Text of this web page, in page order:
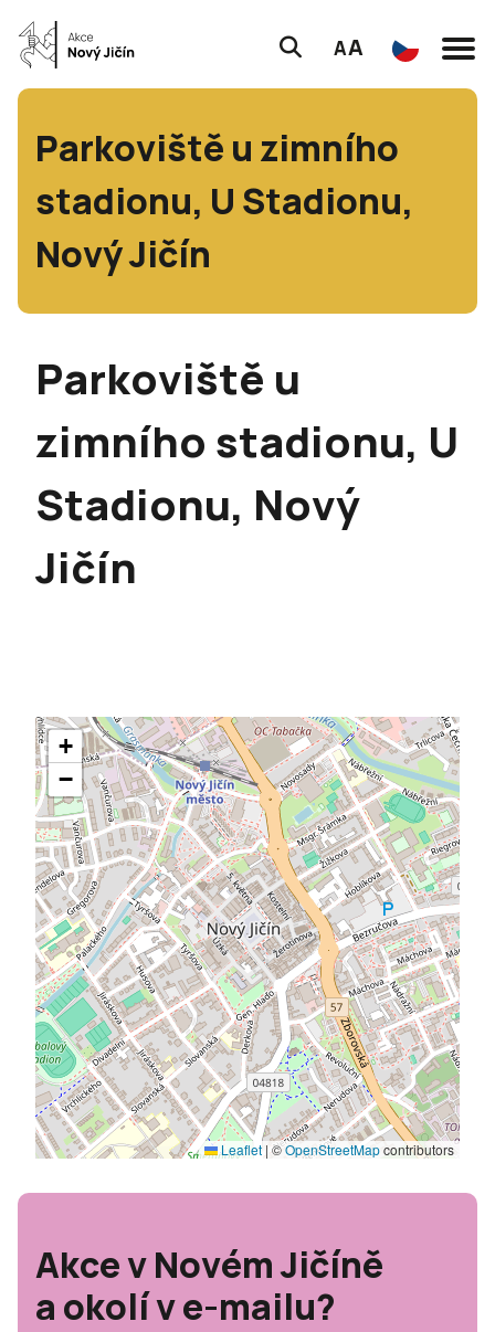
AA
Parkoviště u zimního
stadionu, U Stadionu,
Nový Jičín
Parkoviště u
zimního stadionu, U
Stadionu, Nový
Jičín
+
−
Leaflet |©OpenStreetMapcontributors
Akce v Novém Jičíně
a okolí v e-mailu?